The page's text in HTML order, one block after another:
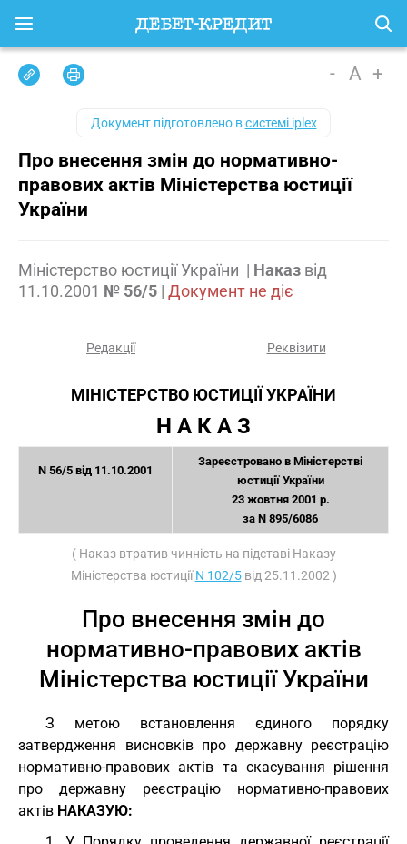
- A +
Документ підготовлено всистемі iplex
Про внесення змін до нормативно-
правових актів Міністерства юстиції
України
Міністерство юстиції України | Наказ від
11.10.2001 № 56/5 | Документ не діє
Редакції Реквізити
МІНІСТЕРСТВО ЮСТИЦІЇ УКРАЇНИ
Н А К А З
N 56/5 від 11.10.2001
Зареєстровано в Міністерстві
юстиції України
23 жовтня 2001 р.
за N 895/6086
( Наказ втратив чинність на підставі Наказу
Міністерства юстиціїN 102/5від 25.11.2002 )
Про внесення змін до
нормативно-правових актів
Міністерства юстиції України
З метою встановлення єдиного порядку
затвердження висновків про державну реєстрацію
нормативно-правових актів та скасування рішення
про державну реєстрацію нормативно-правових
актів НАКАЗУЮ: